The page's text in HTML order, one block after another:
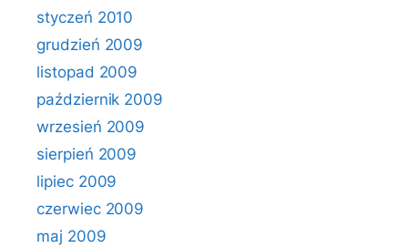
styczeń 2010
grudzień 2009
listopad 2009
październik 2009
wrzesień 2009
sierpień 2009
lipiec 2009
czerwiec 2009
maj 2009